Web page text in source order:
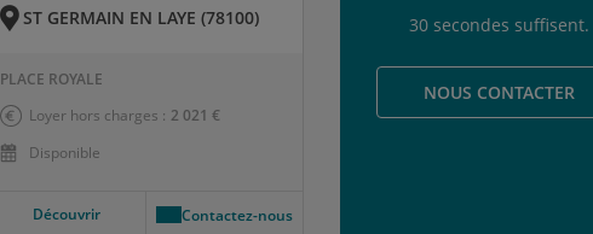
ST GERMAIN EN LAYE (78100)
PLACE ROYALE
Loyer hors charges : 2 021 €
Disponible
Découvrir Contactez-nous
30 secondes suffisent.
NOUS CONTACTER